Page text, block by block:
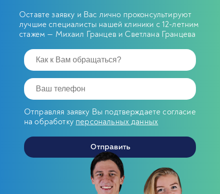
Оставте заявку и Вас лично проконсультируют
лучшие специалисты нашей клиники с 12-летним
стажем — Михаил Гранцев и Светлана Гранцева
Отправляя заявку Вы подтверждаете согласие
на обработку персональных данных